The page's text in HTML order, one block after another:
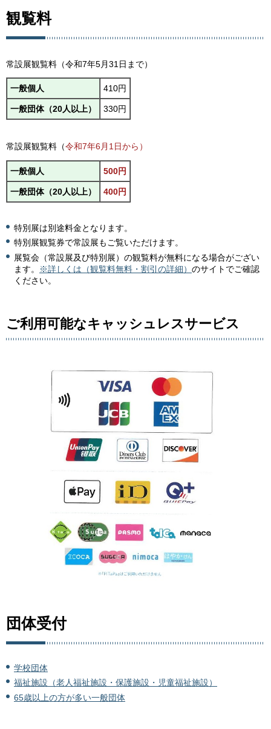
観覧料
常設展観覧料（令和7年5月31日まで）
一般個人 410円
一般団体（20人以上） 330円
常設展観覧料（令和7年6月1日から）
一般個人 500円
一般団体（20人以上） 400円
特別展は別途料金となります。
特別展観覧券で常設展もご覧いただけます。
展覧会（常設展及び特別展）の観覧料が無料になる場合がござい
ます。
※詳しくは（観覧料無料・割引の詳細） のサイトでご確認
ください。
ご利用可能なキャッシュレスサービス
団体受付
学校団体
福祉施設（老人福祉施設・保護施設・児童福祉施設）
65歳以上の方が多い一般団体